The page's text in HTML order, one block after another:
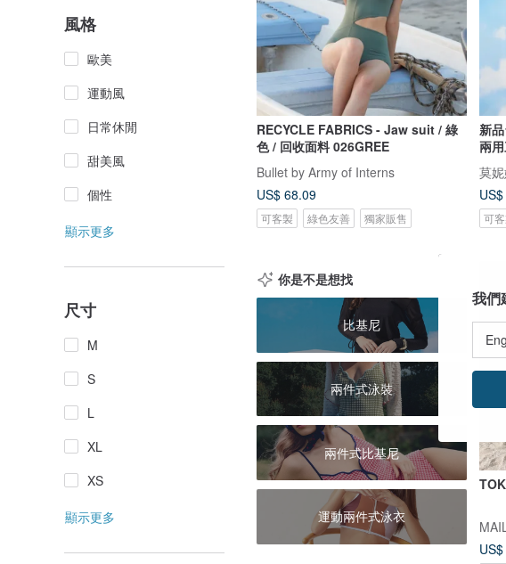
風格
歐美
運動風
日常休閒
甜美風
個性
顯示更多
尺寸
M
S
L
XL
XS
顯示更多
RECYCLE FABRICS - Jaw suit / 綠
色 / 回收面料 026GREE
Bullet by Army of Interns
US$ 68.09
可客製 綠色友善 獨家販售
新
兩
莫
可
你是不是想找
比基尼
兩件式泳裝
兩件式比基尼
運動兩件式泳衣
我們